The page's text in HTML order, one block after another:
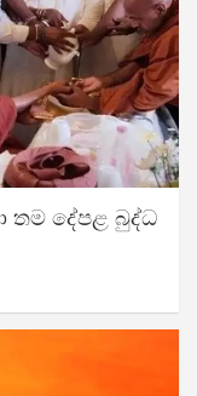
තම දේපළ බුද්ධ